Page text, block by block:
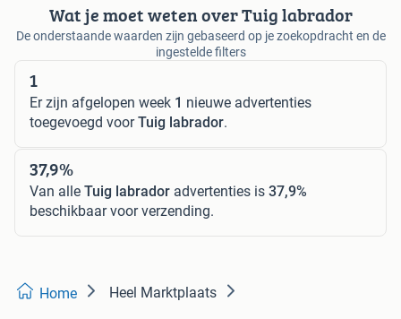
Wat je moet weten over Tuig labrador
De onderstaande waarden zijn gebaseerd op je zoekopdracht en de
ingestelde filters
1
Er zijn afgelopen week 1 nieuwe advertenties
toegevoegd voorTuig labrador.
37,9%
Van alle Tuig labrador advertenties is 37,9%
beschikbaar voor verzending.
Home Heel Marktplaats